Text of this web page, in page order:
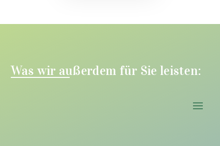
Was wir außerdem für Sie leisten: